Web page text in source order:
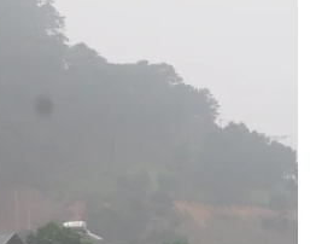
hại do các vụ sạtlở gây
trong đó, vụ sạt lở ngày
Dơi, ấp 4, xã Nhơn Đức,
1 người và 4 căn nhà đổ